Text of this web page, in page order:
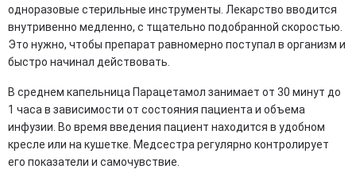
одноразовые стерильные инструменты. Лекарство вводится
внутривенно медленно, с тщательно подобранной скоростью.
Это нужно, чтобы препарат равномерно поступал в организм и
быстро начинал действовать.
В среднем капельница Парацетамол занимает от 30 минут до
1 часа в зависимости от состояния пациента и объема
инфузии. Во время введения пациент находится в удобном
кресле или на кушетке. Медсестра регулярно контролирует
его показатели и самочувствие.